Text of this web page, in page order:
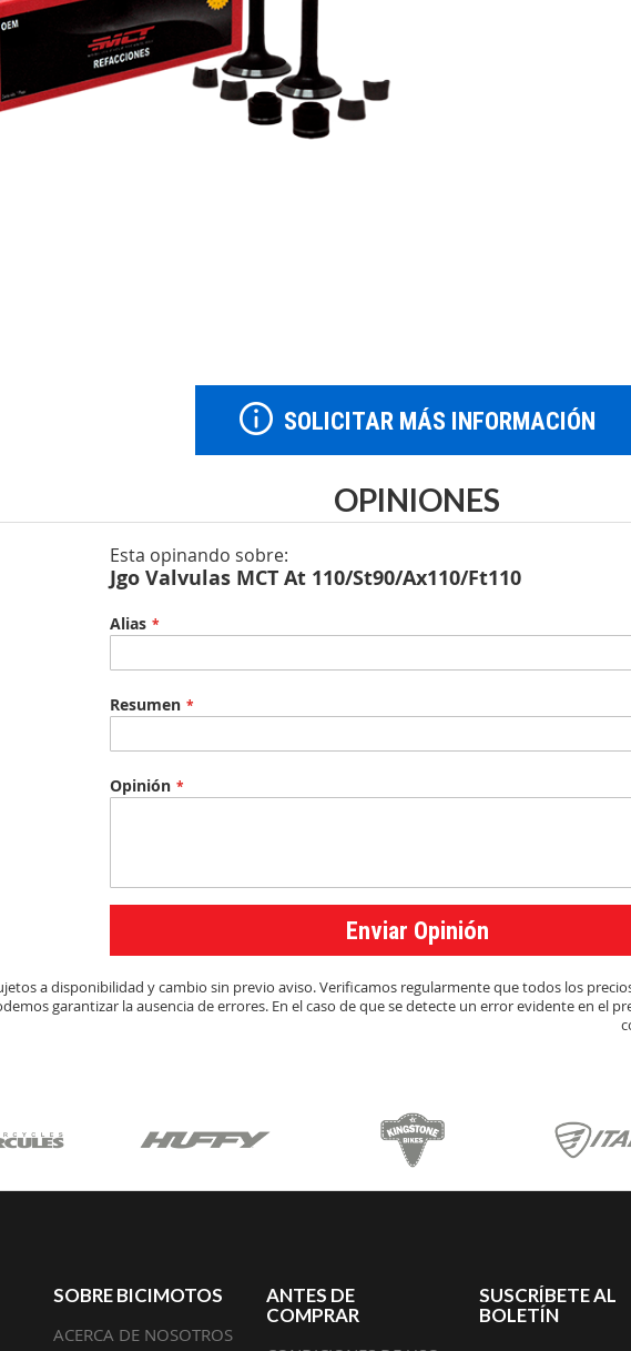
SOLICITAR MÁS INFORMACIÓN
OPINIONES
Esta opinando sobre:
Jgo Valvulas MCT At 110/St90/Ax110/Ft110
Alias
Resumen
Opinión
Enviar Opinión
a disponibilidad y cambio sin previo aviso. Verificamos regularmente que todos los
garantizar la ausencia de errores. En el caso de que se detecte un error evidente en el
SOBRE BICIMOTOS
ACERCA DE NOSOTROS
ANTES DE
COMPRAR
SUSCRÍBETE AL
BOLETÍN